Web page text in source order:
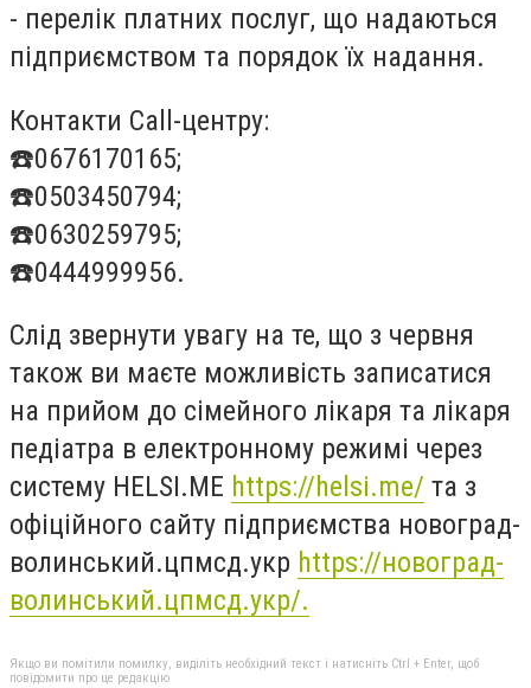
- перелік платних послуг, що надаються
підприємством та порядок їх надання.
Контакти Call-центру:
☎️0676170165;
☎️0503450794;
☎️0630259795;
☎️0444999956.
Слід звернути увагу на те, що з червня
також ви маєте можливість записатися
на прийом до сімейного лікаря та лікаря
педіатра в електронному режимі через
систему HELSI.ME https://helsi.me/ та з
офіційного сайту підприємства новоград-
волинський.цпмсд.укр https://новоград-
волинський.цпмсд.укр/.
Якщо ви помітили помилку, виділіть необхідний текст і натисніть Ctrl + Enter, щоб
повідомити про це редакцію